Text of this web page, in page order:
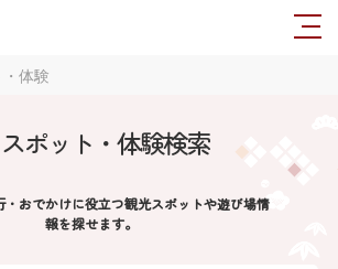
・体験
スポット・体験検索
・おでかけに役立つ観光スポットや遊び場情
報を探せます。